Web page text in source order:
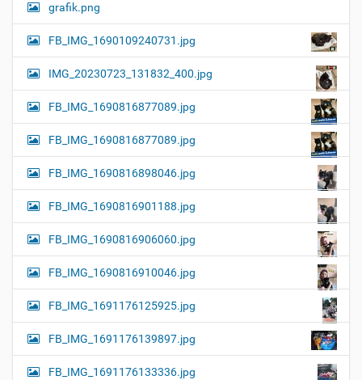
grafik.png
FB_IMG_1690109240731.jpg
IMG_20230723_131832_400.jpg
FB_IMG_1690816877089.jpg
FB_IMG_1690816877089.jpg
FB_IMG_1690816898046.jpg
FB_IMG_1690816901188.jpg
FB_IMG_1690816906060.jpg
FB_IMG_1690816910046.jpg
FB_IMG_1691176125925.jpg
FB_IMG_1691176139897.jpg
FB_IMG_1691176133336.jpg